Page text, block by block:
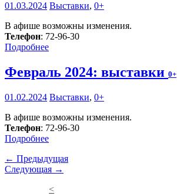
01.03.2024 Выставки, 0+
В афише возможны изменения.
Телефон: 72-96-30
Подробнее
Февраль 2024: выставки 0+
01.02.2024 Выставки, 0+
В афише возможны изменения.
Телефон: 72-96-30
Подробнее
← Предыдущая
Следующая →
<